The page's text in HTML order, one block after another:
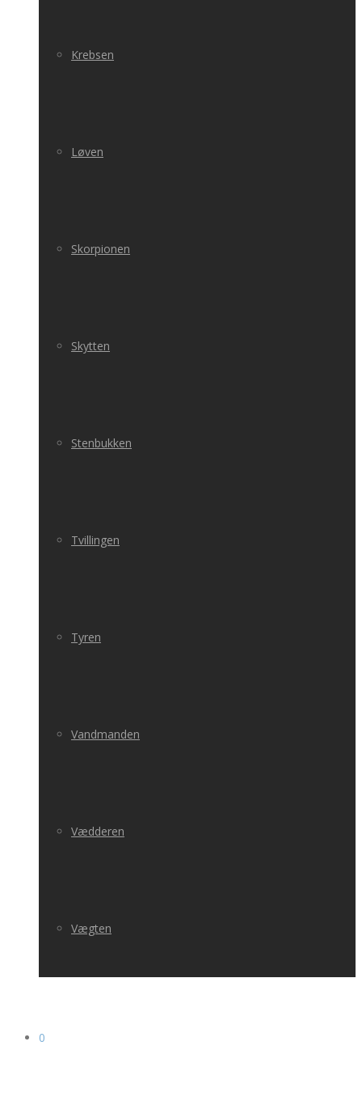
Krebsen
Løven
Skorpionen
Skytten
Stenbukken
Tvillingen
Tyren
Vandmanden
Vædderen
Vægten
0